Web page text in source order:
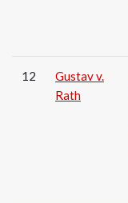
12
Gustav v.
Rath